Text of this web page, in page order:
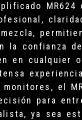
mezcla,
la confianza
en cualquier
monitores, el
para
ya sea